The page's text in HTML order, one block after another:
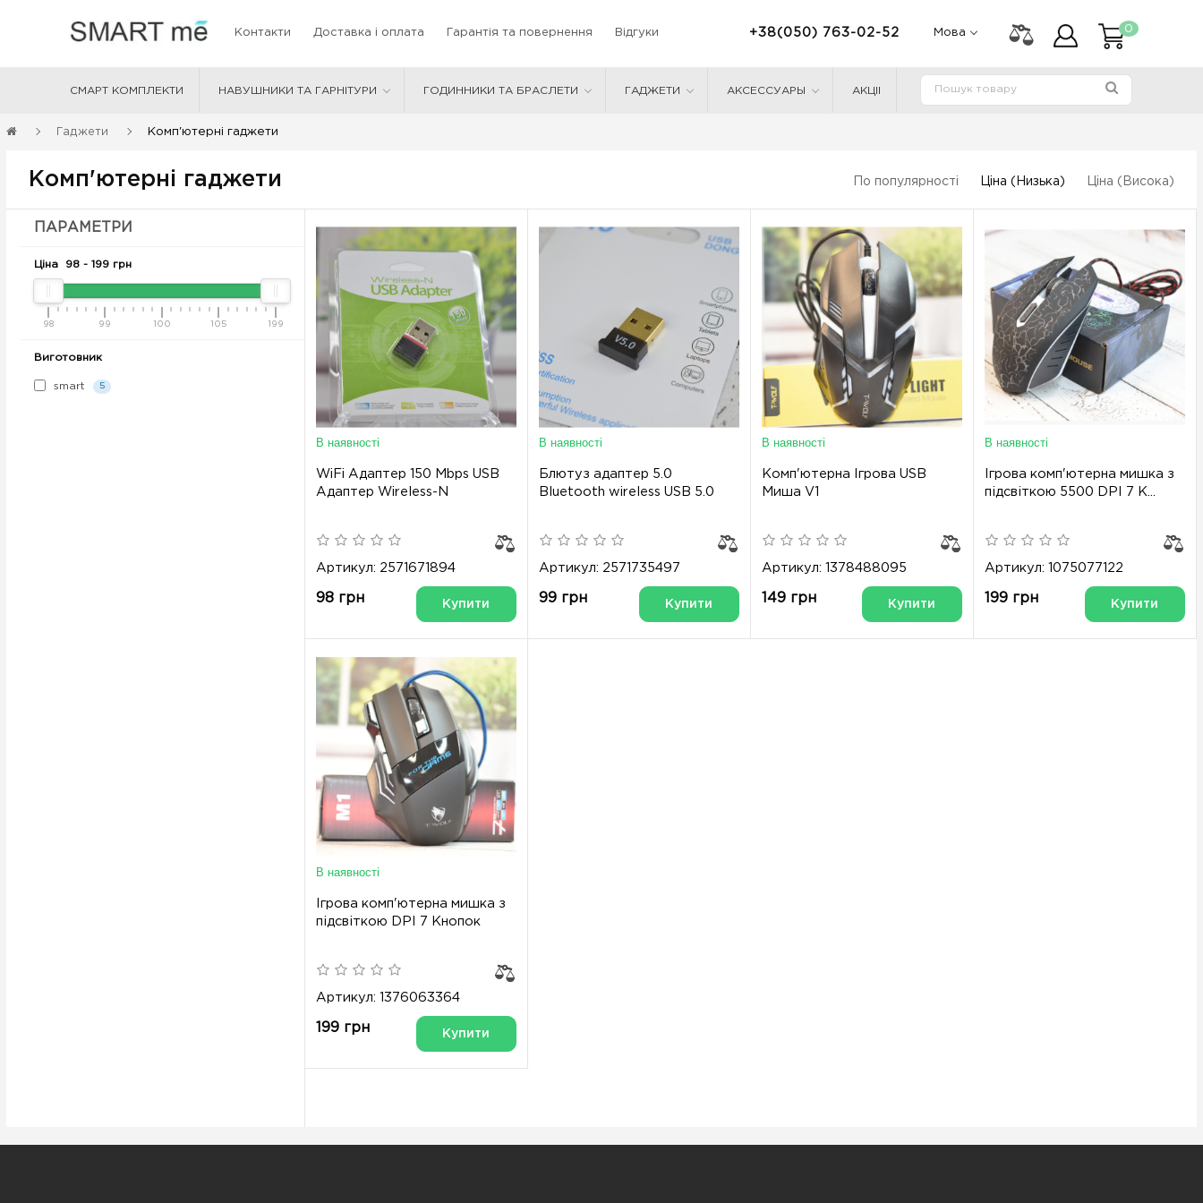
Контакти Доставка і оплата Гарантія та повернення Відгуки 0
Мова
+38(050) 763-02-52
СМАРТ КОМПЛЕКТИ НАВУШНИКИ ТА ГАРНІТУРИ ГОДИННИКИ ТА БРАСЛЕТИ ГАДЖЕТИ АКСЕССУАРЫ АКЦІІ
Гаджети Комп'ютерні гаджети
Комп'ютерні гаджети По популярності Ціна (Низька) Ціна (Висока)
ПАРАМЕТРИ
Ціна 98 - 199 грн
98 99 100 105 199
Виготовник
smart 5
В наявності
WiFi Адаптер 150 Mbps USB
Адаптер Wireless-N
Артикул: 2571671894
98 грн Купити
В наявності
Блютуз адаптер 5.0
Bluetooth wireless USB 5.0
Артикул: 2571735497
99 грн Купити
В наявності
Комп'ютерна Ігрова USB
Миша V1
Артикул: 1378488095
149 грн Купити
В наявності
Ігрова комп'ютерна мишка з
підсвіткою 5500 DPI 7 К...
Артикул: 1075077122
199 грн Купити
В наявності
Ігрова комп'ютерна мишка з
підсвіткою DPI 7 Кнопок
Артикул: 1376063364
199 грн Купити